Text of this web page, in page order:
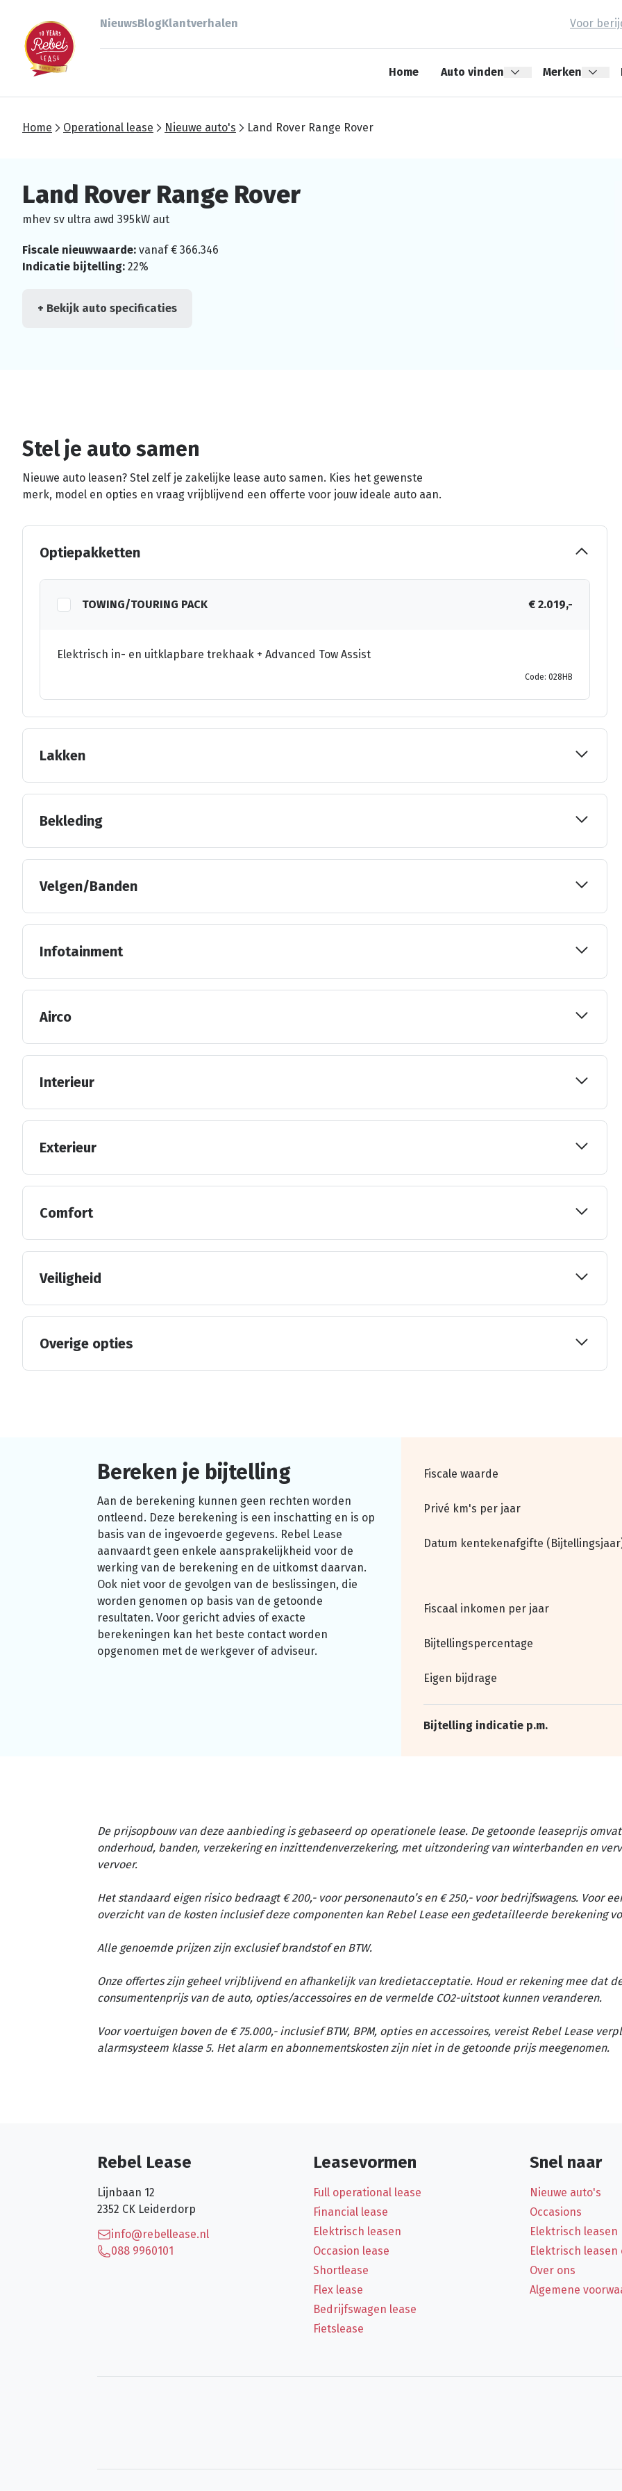
NieuwsBlogKlantverhalen Voor
Home Auto vinden Merken
Home Operational lease Nieuwe auto's Land Rover Range Rover
Land Rover Range Rover
mhev sv ultra awd 395kW aut
Fiscale nieuwwaarde: vanaf € 366.346
Indicatie bijtelling: 22%
+ Bekijk auto specificaties
Stel je auto samen
Nieuwe auto leasen? Stel zelf je zakelijke lease auto samen. Kies het gewenste
merk, model en opties en vraag vrijblijvend een offerte voor jouw ideale auto aan.
Optiepakketten
TOWING/TOURING PACK € 2.019,-
Elektrisch in- en uitklapbare trekhaak + Advanced Tow Assist
Code: 028HB
Lakken
Bekleding
Velgen/Banden
Infotainment
Airco
Interieur
Exterieur
Comfort
Veiligheid
Overige opties
Bereken je bijtelling
Aan de berekening kunnen geen rechten worden
ontleend. Deze berekening is een inschatting en is op
basis van de ingevoerde gegevens. Rebel Lease
aanvaardt geen enkele aansprakelijkheid voor de
werking van de berekening en de uitkomst daarvan.
Ook niet voor de gevolgen van de beslissingen, die
worden genomen op basis van de getoonde
resultaten. Voor gericht advies of exacte
berekeningen kan het beste contact worden
opgenomen met de werkgever of adviseur.
Fiscale waarde
Privé km's per jaar
Datum kentekenafgifte
Fiscaal inkomen per jaar
Bijtellingspercentage
Eigen bijdrage
Bijtelling indicatie p.m.
De prijsopbouw van deze aanbieding is gebaseerd op operationele lease. De getoonde leaseprijs
onderhoud, banden, verzekering en inzittendenverzekering, met uitzondering van winterbanden en
vervoer.
Het standaard eigen risico bedraagt € 200,- voor personenauto’s en € 250,- voor bedrijfswagens. Voor
overzicht van de kosten inclusief deze componenten kan Rebel Lease een gedetailleerde berekening
Alle genoemde prijzen zijn exclusief brandstof en BTW.
Onze offertes zijn geheel vrijblijvend en afhankelijk van kredietacceptatie. Houd er rekening mee dat
consumentenprijs van de auto, opties/accessoires en de vermelde CO2-uitstoot kunnen veranderen.
Voor voertuigen boven de € 75.000,- inclusief BTW, BPM, opties en accessoires, vereist Rebel Lease
alarmsysteem klasse 5. Het alarm en abonnementskosten zijn niet in de getoonde prijs meegenomen.
Rebel Lease
Lijnbaan 12
2352 CK Leiderdorp
info@rebellease.nl
088 9960101
Leasevormen
Full operational lease
Financial lease
Elektrisch leasen
Occasion lease
Shortlease
Flex lease
Bedrijfswagen lease
Fietslease
Snel naar
Nieuwe auto's
Occasions
Elektrisch leasen
Elektrisch leasen
Over ons
Algemene